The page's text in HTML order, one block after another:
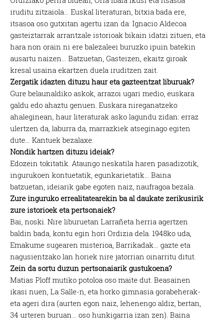
iruditu zitzaiola… Euskal literaturan, bitxia bada ere,
itsasoa oso gutxitan agertu izan da: Ignacio Aldecoa
gasteiztarrak arrantzale istorioak bikain idatzi zituen, eta
hara non orain ni ere balezaleei buruzko ipuin batekin
ausartu naizen… Batzuetan, Gasteizen, ekaitz giroak
kresal usaina ekartzen duela iruditzen zait.
Zergatik idazten dituzu haur eta gazteentzat liburuak?
Gure belaunaldiko askok, arrazoi ugari medio, euskara
galdu edo ahaztu genuen. Euskara nireganatzeko
ahaleginean, haur literaturak asko lagundu zidan: erraz
ulertzen da, laburra da, marrazkiek atseginago egiten
dute… Kantuek bezalaxe.
Nondik hartzen dituzu ideiak?
Edozein tokitatik. Ataungo neskatila haren pasadizotik,
ingurukoen kontuetatik, egunkarietatik… Baina
batzuetan, ideiarik gabe egoten naiz, naufragoa bezala.
Zure inguruko errealitatearekin ba al daukate zerikusirik
zure istorioek eta pertsonaiek?
Bai, noski. Nire liburuetan Larrañeta herria agertzen
baldin bada, kontu egin hori Ordizia dela. 1948ko uda,
Emakume sugearen misterioa, Barrikadak… gazte eta
nagusientzako lan horiek nire jatorrian oinarritu ditut.
Zein da sortu duzun pertsonaiarik gustukoena?
Matias Ploff mutiko potoloa oso maite dut. Beasainen
ikasi nuen, La Salle-n, eta horko gimnasia gorabeherak-
eta ageri dira (aurten egon naiz, lehenengo aldiz, bertan,
34 urteren buruan… oso hunkigarria izan zen). Baina